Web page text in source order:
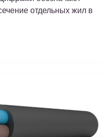
отдельных жил в